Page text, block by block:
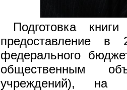
Подготовка
предоставление
федерального
общественным
учреждений), на